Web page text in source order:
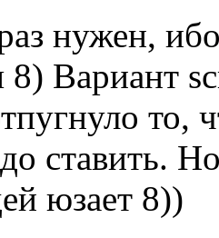
нужен,
8) Вариант
то,
ставить.
юзает 8))